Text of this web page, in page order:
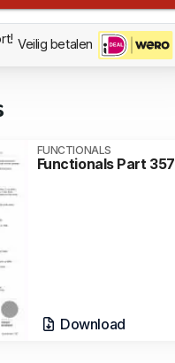
Veilig betalen
FUNCTIONALS
Functionals Part 357
Download